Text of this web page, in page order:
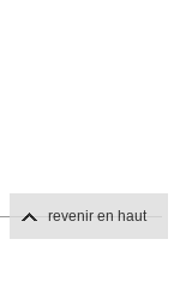
revenir en haut